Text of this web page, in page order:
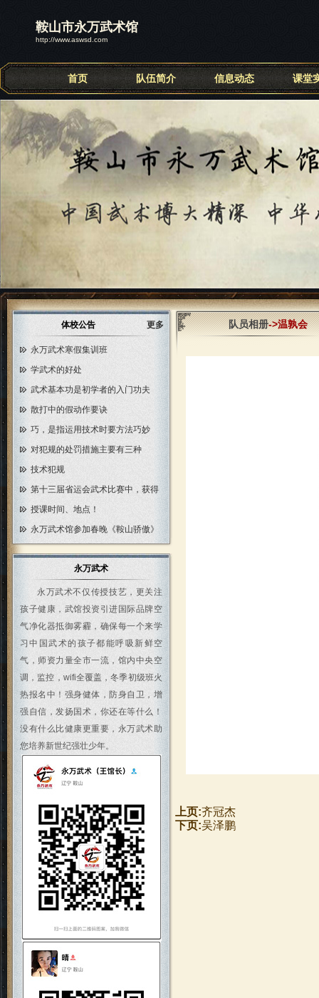
鞍山市永万武术馆
http://www.aswsd.com
首页 队伍简介 信息动态 课堂
联系我们
更多
体校公告
永万武术寒假集训班
学武术的好处
武术基本功是初学者的入门功夫
散打中的假动作要诀
巧，是指运用技术时要方法巧妙
对犯规的处罚措施主要有三种
技术犯规
第十三届省运会武术比赛中，获得
授课时间、地点！
永万武术馆参加春晚《鞍山骄傲》
永万武术
永万武术不仅传授技艺，更关注
孩子健康，武馆投资引进国际品牌空
气净化器抵御雾霾，确保每一个来学
习中国武术的孩子都能呼吸新鲜空
气，师资力量全市一流，馆内中央空
调，监控，wifi全覆盖，冬季初级班火
热报名中！强身健体，防身自卫，增
强自信，发扬国术，你还在等什么！
没有什么比健康更重要，永万武术助
您培养新世纪强壮少年。
队员相册->温孰会
上页:齐冠杰
下页:吴泽鹏